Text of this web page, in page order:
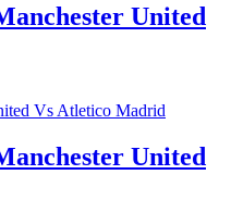
United
Vs Atletico Madrid
United